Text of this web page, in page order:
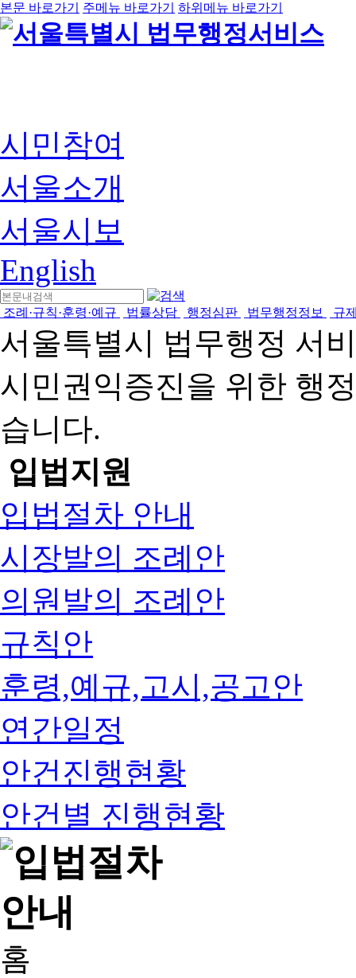
본문 바로가기 주메뉴 바로가기 하위메뉴 바로가기
시민참여
서울소개
서울시보
English
조례·규칙·훈령·예규 법률상담 행정심판 법무행정정보 규
서울특별시 법무행정 서
시민권익증진을 위한 행
습니다.
입법지원
입법절차 안내
시장발의 조례안
의원발의 조례안
규칙안
훈령,예규,고시,공고안
연간일정
안건진행현황
안건별 진행현황
홈